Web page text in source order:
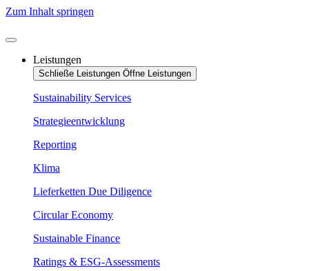
Zum Inhalt springen
Leistungen
Schließe Leistungen Öffne Leistungen
Sustainability Services
Strategieentwicklung
Reporting
Klima
Lieferketten Due Diligence
Circular Economy
Sustainable Finance
Ratings & ESG-Assessments